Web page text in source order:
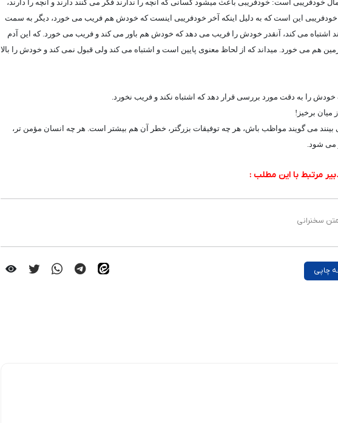
خودفریبی باعث میشود کسانی که آنچه را ندارند فکر می کنند دارند و آنچه را دارند،
این است که به دلیل اینکه آخر خودفریبی اینست که خودش هم فریب می خورد، دیگر به سمت
اشتباه می کند، آنقدر خودش را فریب می دهد که خودش هم باور می کند و فریب می خورد. که این آدم
هم می خورد. میداند که از لحاظ معنوی پایین است و اشتباه می کند ولی قبول نمی کند و خودش را بالا
خودش را به دقت مورد بررسی قرار دهد که اشتباه نکند و فریب نخورد.
برخیز!
بینند می گویند مواظب باش، هر چه توفیقات بزرگتر، خطر آن هم بیشتر است. هر چه انسان مؤمن تر،
می شود.
مرتبط با این مطلب :
متن سخنرانی
چاپی